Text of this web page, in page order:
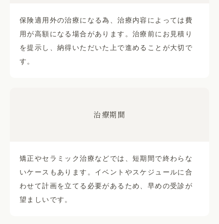
保険適用外の治療になる為、治療内容によっては費
用が高額になる場合があります。治療前にお見積り
を提示し、納得いただいた上で進めることが大切で
す。
治療期間
矯正やセラミック治療などでは、短期間で終わらな
いケースもあります。イベントやスケジュールに合
わせて計画を立てる必要があるため、早めの受診が
望ましいです。